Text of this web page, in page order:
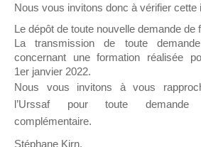
Ce groupe propose un forum
sur lequel il est possible de
ou poser une question.
NB : Il est nécessaire d’être
pouvoir rejoindre ce groupe
Nous vous invitons donc à vérifier cette
Le dépôt de toute nouvelle demande de
La transmission de toute
concernant une formation réalisée
1er janvier 2022.
Nous vous invitons à vous
l’Urssaf pour toute demande
complémentaire.
Stéphane Kirn,